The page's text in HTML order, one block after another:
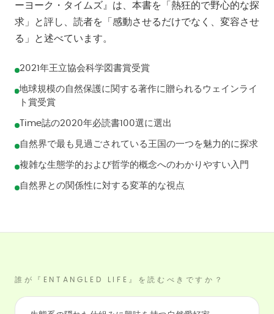
ーヨーク・タイムズ』は、本書を「熱狂的で野心的な探
求」と評し、読者を「感動させるだけでなく、変容させ
る」と述べています。
2021年王立協会科学図書賞受賞
地球規模の自然保護に関する著作に贈られるウェインライ
ト賞受賞
Time誌の2020年必読書100選に選出
自然界で最も見過ごされている王国の一つを魅力的に探求
複雑な生態学的および哲学的概念へのわかりやすい入門
自然界との関係性に対する変革的な視点
誰が『ENTANGLED LIFE』を読むべきですか？